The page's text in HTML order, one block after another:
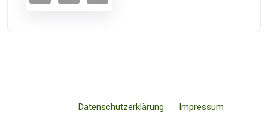
Datenschutzerklärung Impressum